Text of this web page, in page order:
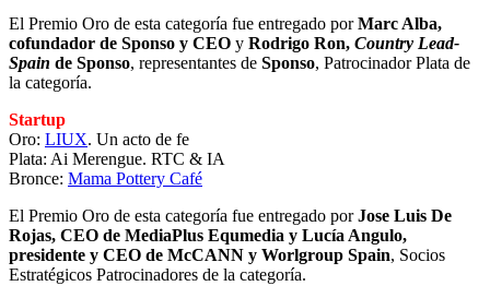
El Premio Oro de esta categoría fue entregado porMarc Alba,
cofundador de Sponso y CEO y Rodrigo Ron, Country Lead-
Spain de Sponso, representantes de Sponso, Patrocinador Plata de
la categoría.
Startup
Oro: LIUX. Un acto de fe
Plata: Ai Merengue. RTC & IA
Bronce: Mama Pottery Café
El Premio Oro de esta categoría fue entregado porJose Luis De
Rojas, CEO de MediaPlus Equmedia y Lucía Angulo,
presidente y CEO de McCANN y Worlgroup Spain, Socios
Estratégicos Patrocinadores de la categoría.